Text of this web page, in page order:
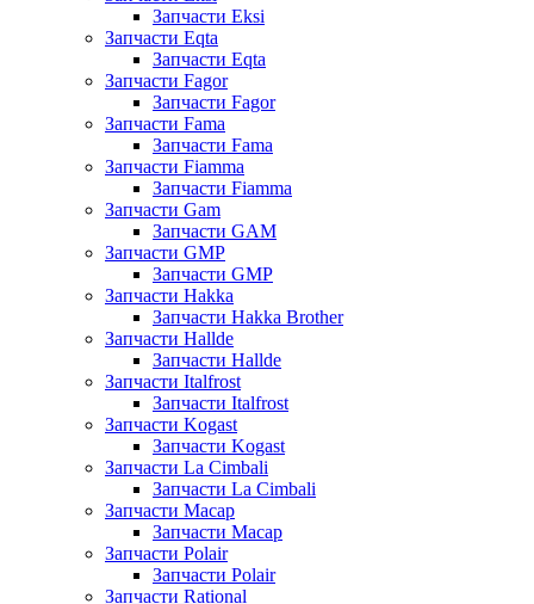
Запчасти Eksi
Запчасти Eqta
Запчасти Eqta
Запчасти Fagor
Запчасти Fagor
Запчасти Fama
Запчасти Fama
Запчасти Fiamma
Запчасти Fiamma
Запчасти Gam
Запчасти GAM
Запчасти GMP
Запчасти GMP
Запчасти Hakka
Запчасти Hakka Brother
Запчасти Hallde
Запчасти Hallde
Запчасти Italfrost
Запчасти Italfrost
Запчасти Kogast
Запчасти Kogast
Запчасти La Cimbali
Запчасти La Cimbali
Запчасти Macap
Запчасти Macap
Запчасти Polair
Запчасти Polair
Запчасти Rational